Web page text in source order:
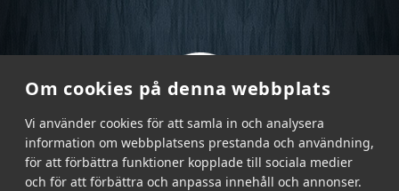
Om cookies på denna webbplats
Vi använder cookies för att samla in och analysera
information om webbplatsens prestanda och användning,
för att förbättra funktioner kopplade till sociala medier
och för att förbättra och anpassa innehåll och annonser.